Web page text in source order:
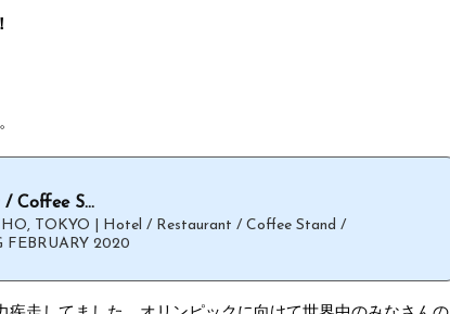
Coffee S...
TOKYO | Hotel / Restaurant / Coffee Stand /
FEBRUARY 2020